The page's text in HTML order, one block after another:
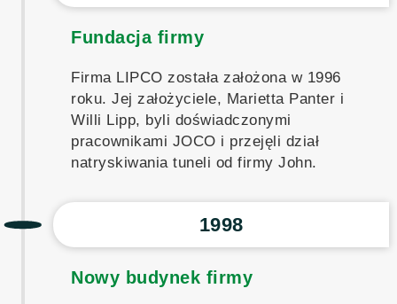
Fundacja firmy
Firma LIPCO została założona w 1996
roku. Jej założyciele, Marietta Panter i
Willi Lipp, byli doświadczonymi
pracownikami JOCO i przejęli dział
natryskiwania tuneli od firmy John.
1998
Nowy budynek firmy